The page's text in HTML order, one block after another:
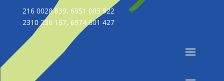
216 0028 839, 6951 003 922
2310 236 167, 6974 601 427